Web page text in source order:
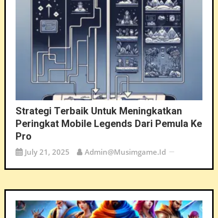
Strategi Terbaik Untuk Meningkatkan
Peringkat Mobile Legends Dari Pemula Ke
Pro
July 21, 2025 Admin@musimgame.id